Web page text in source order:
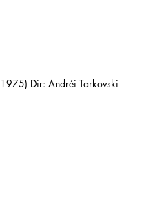
Dir: Andréi Tarkovski